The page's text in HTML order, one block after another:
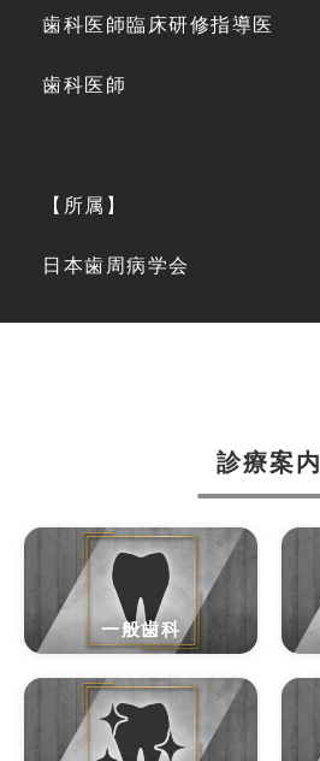
歯科医師臨床研修指導医
歯科医師
【所属】
日本歯周病学会
診療案内
一般歯科